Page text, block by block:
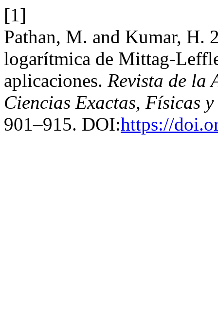
[1]
Pathan, M. and Kumar, H.
logarítmica de Mittag-
aplicaciones. Revista de la
Ciencias Exactas, Físicas
901–915. DOI:https://